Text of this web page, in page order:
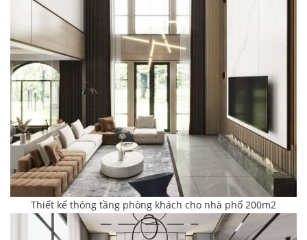
Thiết kế thông tầng phòng khách cho nhà phố 200m2